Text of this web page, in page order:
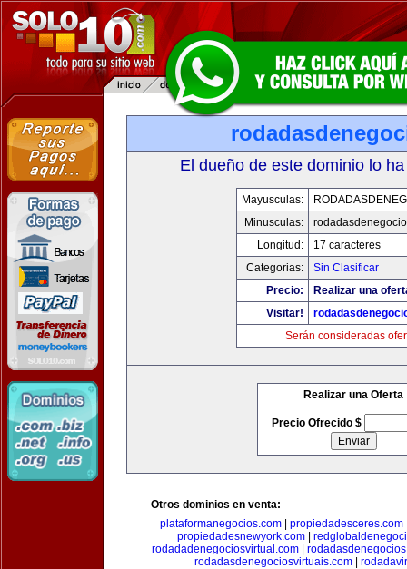
El dueño de este dominio lo
Mayusculas:
Minusculas:
Longitud:
17 caracteres
Categorias:
Sin Clasificar
Precio:
Realizar una
Visitar!
Serán consideradas
Realizar una Oferta
Precio Ofrecido $
Otros dominios en venta:
plataformanegocios.com
propiedadesceres.com
propiedadesnewyork.com|
rodadadenegociosvirtual.com|
rodadasdenegociosvirtuais.com|